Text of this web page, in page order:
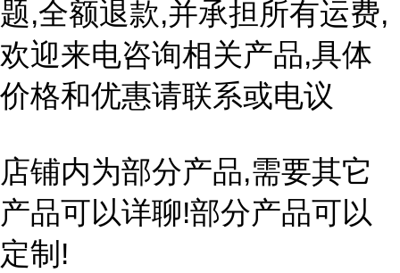
题,全额退款,并承担所有运费,
欢迎来电咨询相关产品,具体
价格和优惠请联系或电议
店铺内为部分产品,需要其它
产品可以详聊!部分产品可以
定制!